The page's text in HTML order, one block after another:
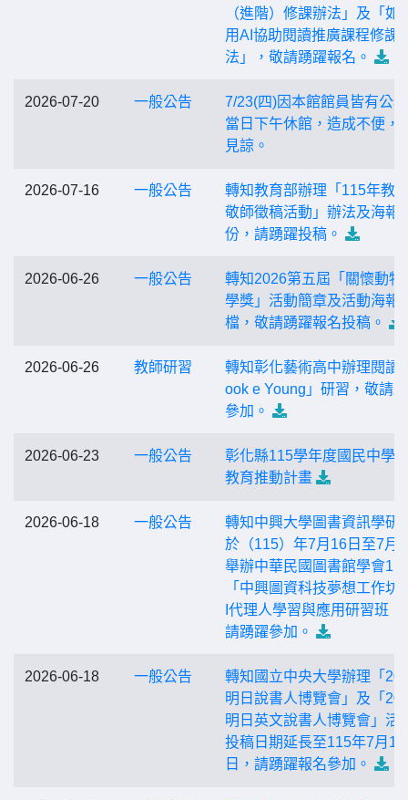
（進階）修課辦法」及「如
用AI協助閱讀推廣課程修課
法」，敬請踴躍報名。
2026-07-20 一般公告
7/23(四)因本館館員皆有公
當日下午休館，造成不便，
見諒。
2026-07-16 一般公告
轉知教育部辦理「115年教
敬師徵稿活動」辦法及海報
份，請踴躍投稿。
2026-06-26 一般公告
轉知2026第五屆「關懷動物
學獎」活動簡章及活動海報
檔，敬請踴躍報名投稿。
2026-06-26 教師研習
轉知彰化藝術高中辦理閱讀
ook e Young」研習，敬請
參加。
2026-06-23 一般公告
彰化縣115學年度國民中學
教育推動計畫
2026-06-18 一般公告
轉知中興大學圖書資訊學研
於（115）年7月16日至7月
舉辦中華民國圖書館學會
「中興圖資科技夢想工作坊
I代理人學習與應用研習班，
請踴躍參加。
2026-06-18 一般公告
轉知國立中央大學辦理「
明日說書人博覽會」及「
明日英文說書人博覽會」活
投稿日期延長至115年7月15
日，請踴躍報名參加。